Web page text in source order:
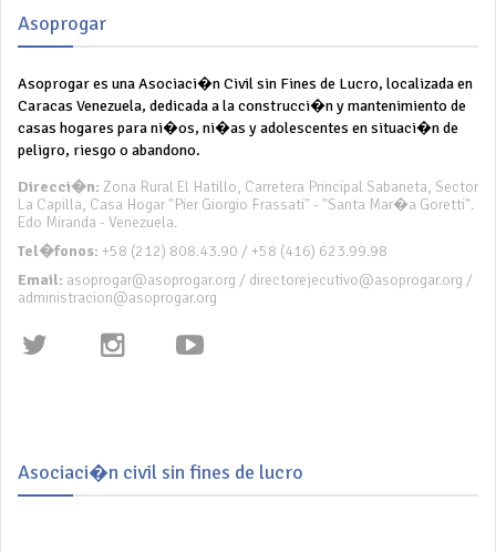
Asoprogar
Asoprogar es una Asociaci�n Civil sin Fines de Lucro, localizada en
Caracas Venezuela, dedicada a la construcci�n y mantenimiento de
casas hogares para ni�os, ni�as y adolescentes en situaci�n de
peligro, riesgo o abandono.
Direcci�n: Zona Rural El Hatillo, Carretera Principal Sabaneta, Sector
La Capilla, Casa Hogar "Pier Giorgio Frassati" - "Santa Mar�a Goretti".
Edo Miranda - Venezuela.
Tel�fonos: +58 (212) 808.43.90 / +58 (416) 623.99.98
Email: asoprogar@asoprogar.org / directorejecutivo@asoprogar.org /
administracion@asoprogar.org
Asociaci�n civil sin fines de lucro